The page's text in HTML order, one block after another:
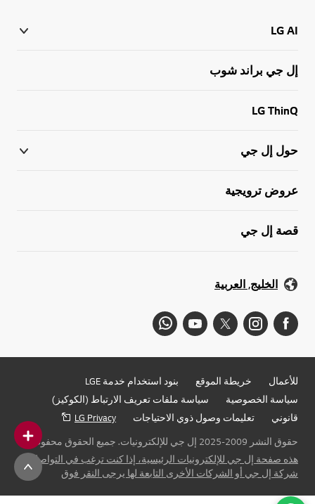
LG AI
إل جي براند شوب
LG ThinQ
حول إل جي
عروض ترويجية
قصة إل جي
الخليج, العربية
للأعمال خريطة الموقع
بنود استخدام خدمة LGE
سياسة الخصوصية
سياسة ملفات تعريف الارتباط (الكوكيز)
قانوني
تعليمات وصول ذوي الاحتياجات
LG Privacy
حقوق النشر 2009-2025 إل جي للإلكترونيات. جميع الحقوق محفوظة
هذه صفحة إل جي للإلكترونيات الرئيسية، إذا كنت ترغب في التواصل مع
شركة إل جي أو الشركات الأخرى التابعة لها يرجى النقر فوق